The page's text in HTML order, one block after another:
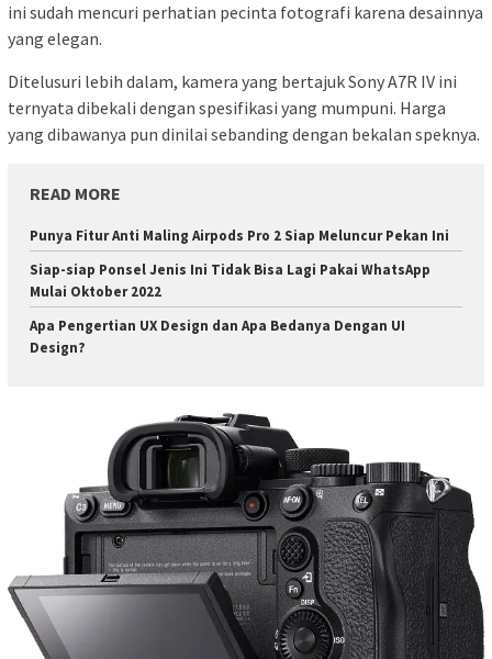
ini sudah mencuri perhatian pecinta fotografi karena desainnya
yang elegan.
Ditelusuri lebih dalam, kamera yang bertajuk Sony A7R IV ini
ternyata dibekali dengan spesifikasi yang mumpuni. Harga
yang dibawanya pun dinilai sebanding dengan bekalan speknya.
READ MORE
Punya Fitur Anti Maling Airpods Pro 2 Siap Meluncur Pekan Ini
Siap-siap Ponsel Jenis Ini Tidak Bisa Lagi Pakai WhatsApp
Mulai Oktober 2022
Apa Pengertian UX Design dan Apa Bedanya Dengan UI
Design?